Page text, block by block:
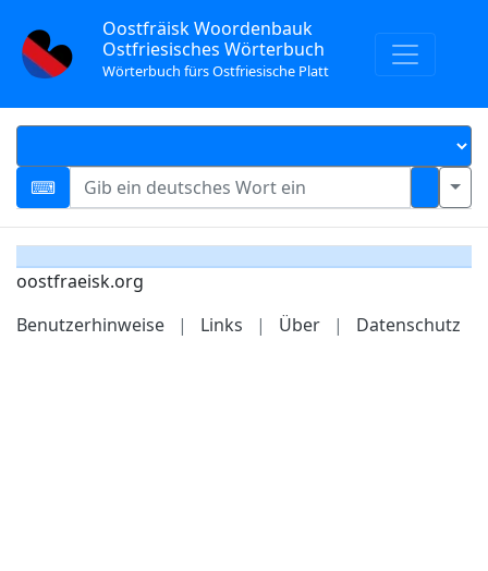
Oostfräisk Woordenbauk
Ostfriesisches Wörterbuch
Wörterbuch fürs Ostfriesische Platt
oostfraeisk.org
Benutzerhinweise
| Links | Über | Datenschutz